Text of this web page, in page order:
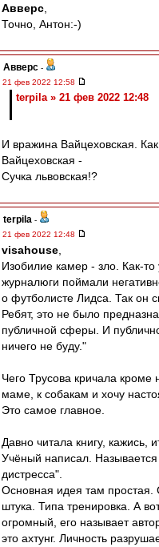
Авверс
Точно, Антон:-)
Авверс -
21 фев 2022 12:58
terpila » 21 фев 2022 12:48
И вражина Вайцеховская.
Вайцеховская -
Сучка львовская!?
terpila -
21 фев 2022 12:48
visahouse
Изобилие камер - зло. Как-
журналюги поймали
о футболисте Лидса. Так он
Ребят, это не было
публичной сферы. И
ничего не буду."
Чего Трусова кричала кроме
маме, к собакам и хочу
Это самое главное.
Давно читала книгу, кажись,
Учёный написал. Называется
дистресса".
Основная идея там простая.
штука. Типа тренировка. А
огромный, его называет
это ахтунг. Личность